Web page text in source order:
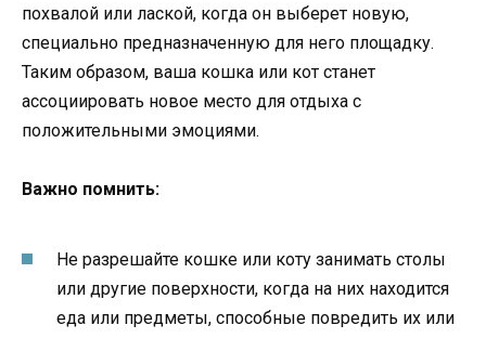
похвалой или лаской, когда он выберет новую,
специально предназначенную для него площадку.
Таким образом, ваша кошка или кот станет
ассоциировать новое место для отдыха с
положительными эмоциями.
Важно помнить:
Не разрешайте кошке или коту занимать столы
или другие поверхности, когда на них находится
еда или предметы, способные повредить их или